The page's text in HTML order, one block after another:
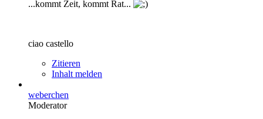
...kommt Zeit, kommt Rat...
ciao castello
Zitieren
Inhalt melden
weberchen
Moderator